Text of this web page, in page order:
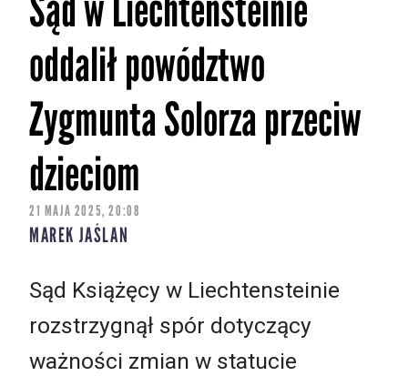
oddalił powództwo
Zygmunta Solorza przeciw
dzieciom
21 MAJA 2025, 20:08
MAREK JAŚLAN
Sąd Książęcy w Liechtensteinie
rozstrzygnął spór dotyczący
ważności zmian w statucie